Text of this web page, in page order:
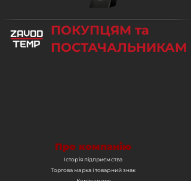
ПОКУПЦЯМ та
ПОСТАЧАЛЬНИКАМ
Про компанію
Історія підприємства
Торгова марка і товарний знак